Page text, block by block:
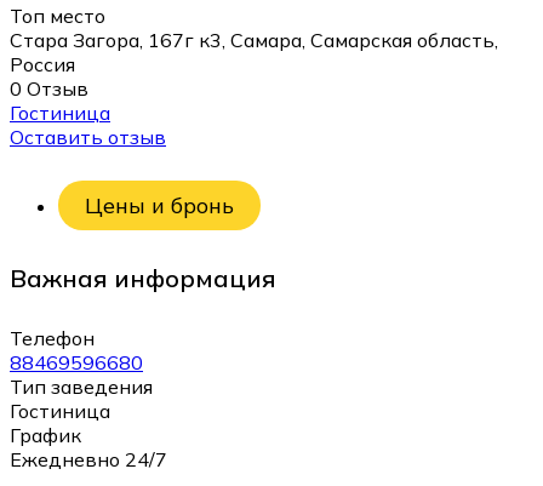
Топ место
Стара Загора, 167г к3, Самара, Самарская область,
Россия
0 Отзыв
Гостиница
Оставить отзыв
Цены и бронь
Важная информация
Телефон
88469596680
Тип заведения
Гостиница
График
Ежедневно 24/7